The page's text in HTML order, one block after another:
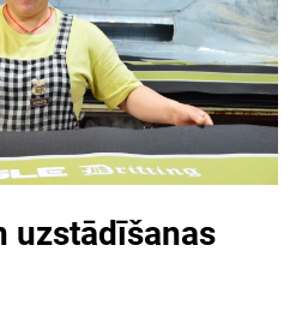
uzstādīšanas